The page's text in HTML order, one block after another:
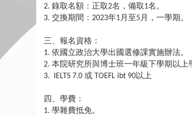
2. 錄取名額：正取2名，備取1名。
3. 交換期間： 2023年1月至5月，一學期。
三、報名資格：
1. 依國立政治大學出國選修課實施辦法。
2. 本院研究所與博士班一年級下學期以上
3. IELTS 7.0 或 TOEFL ibt 90以上
四、學費：
1. 學雜費抵免。